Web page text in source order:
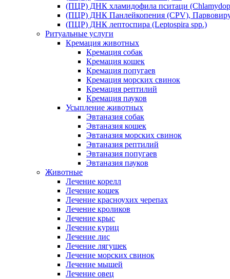
(ПЦР) ДНК хламидофила пситаци
(ПЦР) ДНК Панлейкопения (CPV),
(ПЦР) ДНК лептоспира (Leptospira spp.)
Ритуальные услуги
Кремация животных
Кремация собак
Кремация кошек
Кремация попугаев
Кремация морских свинок
Кремация рептилий
Кремация пауков
Усыпление животных
Эвтаназия собак
Эвтаназия кошек
Эвтаназия морских свинок
Эвтаназия рептилий
Эвтаназия попугаев
Эвтаназия пауков
Животные
Лечение корелл
Лечение кошек
Лечение красноухих черепах
Лечение кроликов
Лечение крыс
Лечение куриц
Лечение лис
Лечение лягушек
Лечение морских свинок
Лечение мышей
Лечение овец